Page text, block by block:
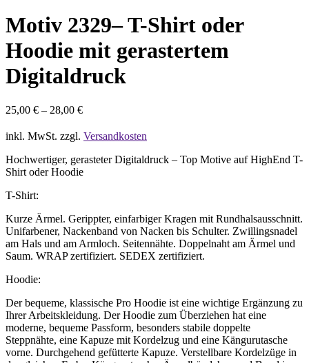
Motiv 2329– T-Shirt oder
Hoodie mit gerastertem
Digitaldruck
25,00 € – 28,00 €
inkl. MwSt. zzgl. Versandkosten
Hochwertiger, gerasteter Digitaldruck – Top Motive auf HighEnd T-
Shirt oder Hoodie
T-Shirt:
Kurze Ärmel. Gerippter, einfarbiger Kragen mit Rundhalsausschnitt.
Unifarbener, Nackenband von Nacken bis Schulter. Zwillingsnadel
am Hals und am Armloch. Seitennähte. Doppelnaht am Ärmel und
Saum. WRAP zertifiziert. SEDEX zertifiziert.
Hoodie:
Der bequeme, klassische Pro Hoodie ist eine wichtige Ergänzung zu
Ihrer Arbeitskleidung. Der Hoodie zum Überziehen hat eine
moderne, bequeme Passform, besonders stabile doppelte
Steppnähte, eine Kapuze mit Kordelzug und eine Kängurutasche
vorne. Durchgehend gefütterte Kapuze. Verstellbare Kordelzüge in